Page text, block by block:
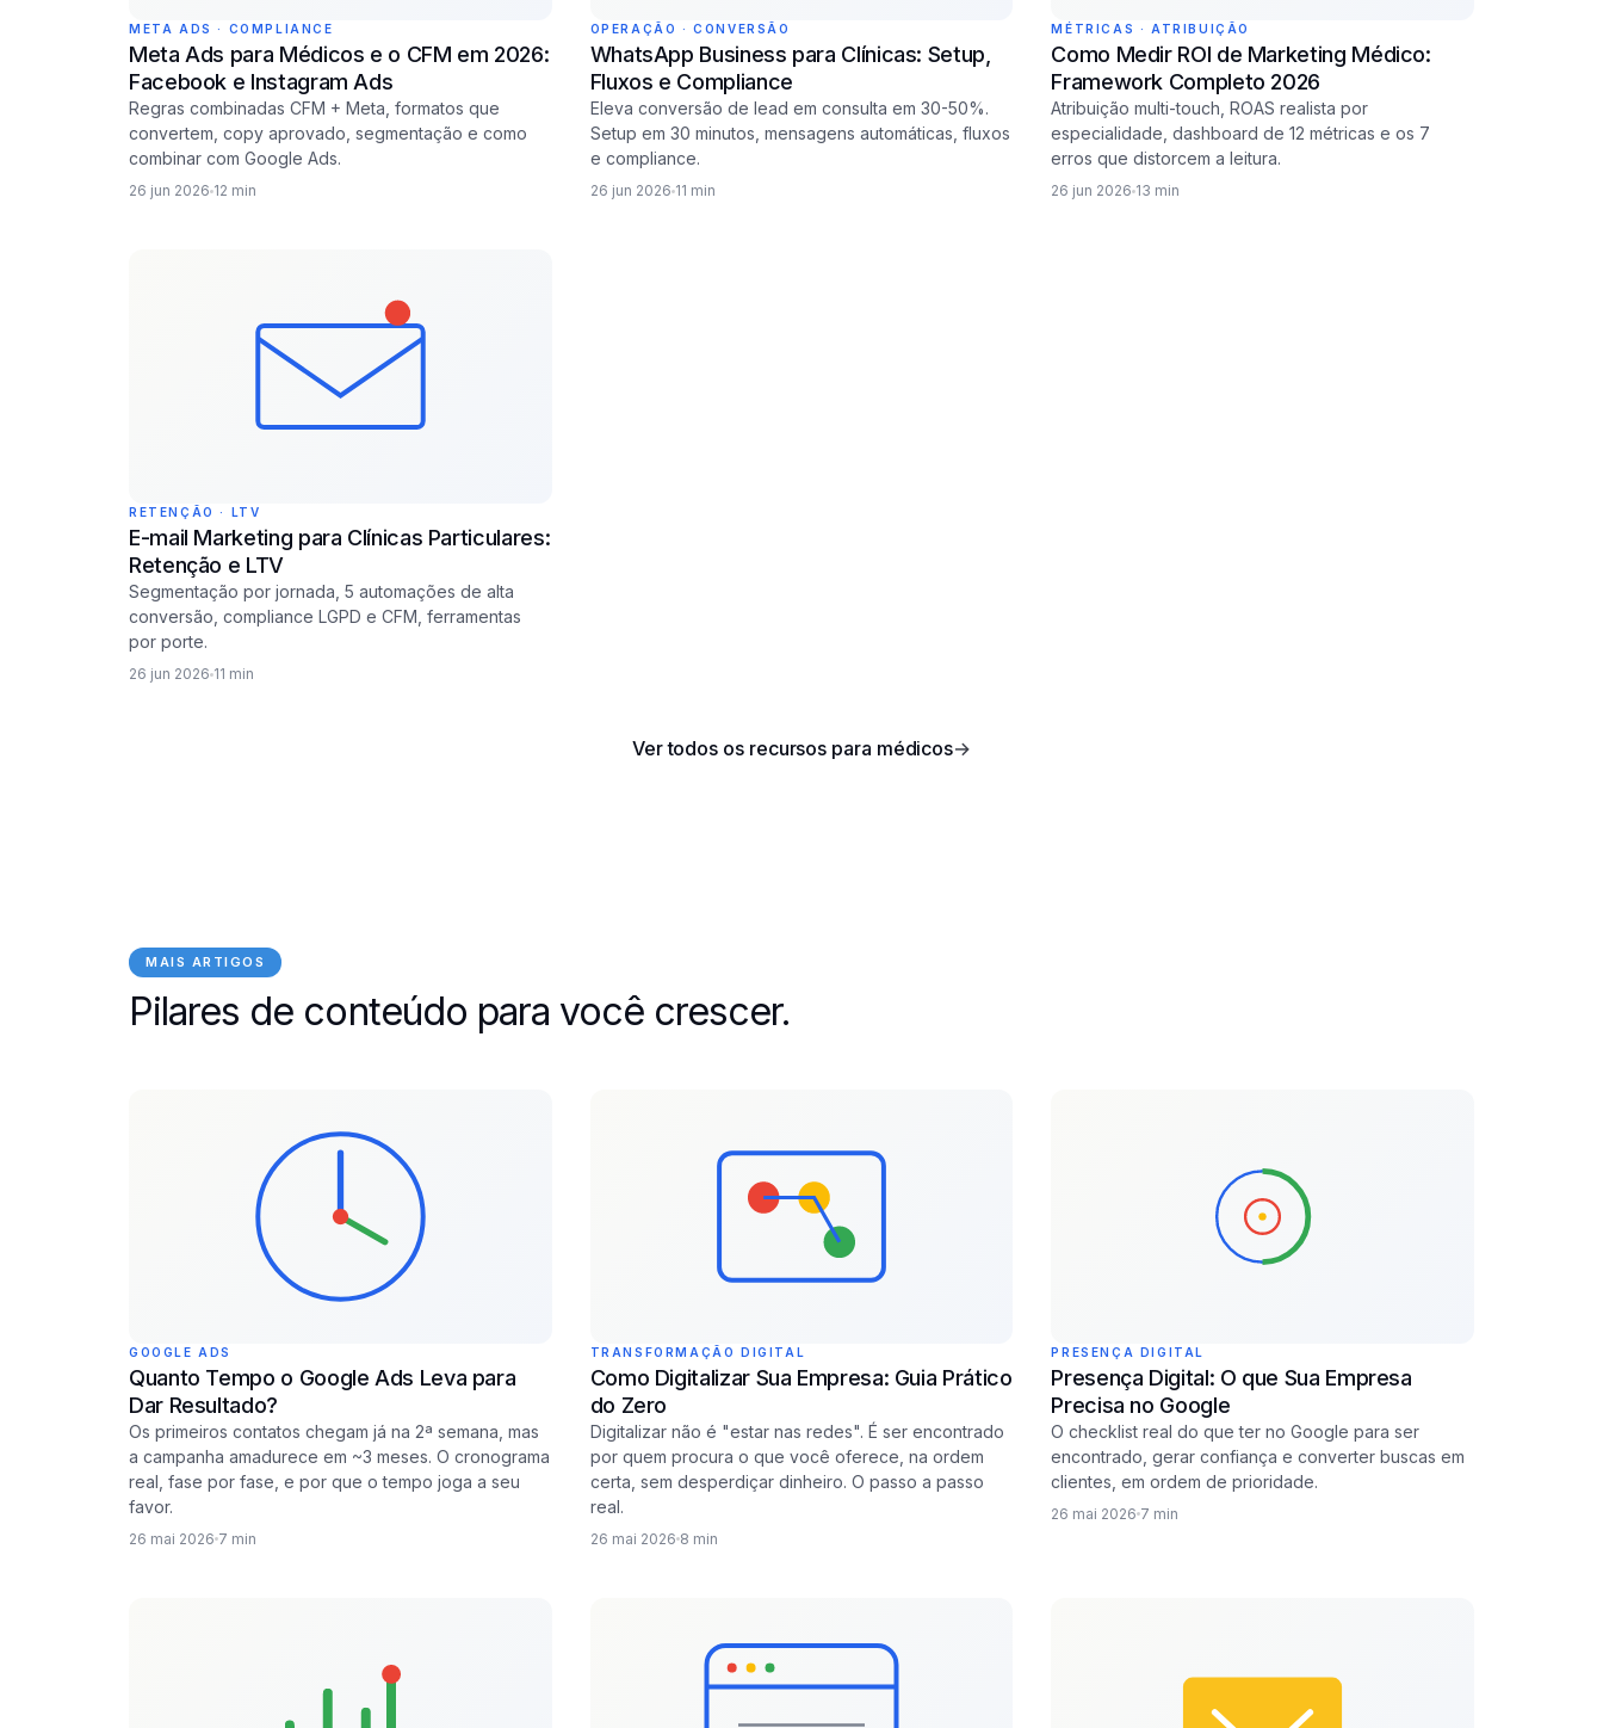
META ADS · COMPLIANCE
Meta Ads para Médicos e o CFM em 2026:
Facebook e Instagram Ads
Regras combinadas CFM + Meta, formatos que
convertem, copy aprovado, segmentação e como
combinar com Google Ads.
26 jun 2026 12 min
OPERAÇÃO · CONVERSÃO
WhatsApp Business para Clínicas: Setup,
Fluxos e Compliance
Eleva conversão de lead em consulta em 30-50%.
Setup em 30 minutos, mensagens automáticas, fluxos
e compliance.
26 jun 2026 11 min
MÉTRICAS · ATRIBUIÇÃO
Como Medir ROI de Marketing Médico:
Framework Completo 2026
Atribuição multi-touch, ROAS realista por
especialidade, dashboard de 12 métricas e os 7
erros que distorcem a leitura.
26 jun 2026 13 min
RETENÇÃO · LTV
E-mail Marketing para Clínicas Particulares:
Retenção e LTV
Segmentação por jornada, 5 automações de alta
conversão, compliance LGPD e CFM, ferramentas
por porte.
26 jun 2026 11 min
Ver todos os recursos para médicos→
MAIS ARTIGOS
Pilares de conteúdo para você crescer.
GOOGLE ADS
Quanto Tempo o Google Ads Leva para
Dar Resultado?
Os primeiros contatos chegam já na 2ª semana, mas
a campanha amadurece em ~3 meses. O cronograma
real, fase por fase, e por que o tempo joga a seu
favor.
26 mai 2026 7 min
TRANSFORMAÇÃO DIGITAL
Como Digitalizar Sua Empresa: Guia Prático
do Zero
Digitalizar não é "estar nas redes". É ser encontrado
por quem procura o que você oferece, na ordem
certa, sem desperdiçar dinheiro. O passo a passo
real.
26 mai 2026 8 min
PRESENÇA DIGITAL
Presença Digital: O que Sua Empresa
Precisa no Google
O checklist real do que ter no Google para ser
encontrado, gerar confiança e converter buscas em
clientes, em ordem de prioridade.
26 mai 2026 7 min